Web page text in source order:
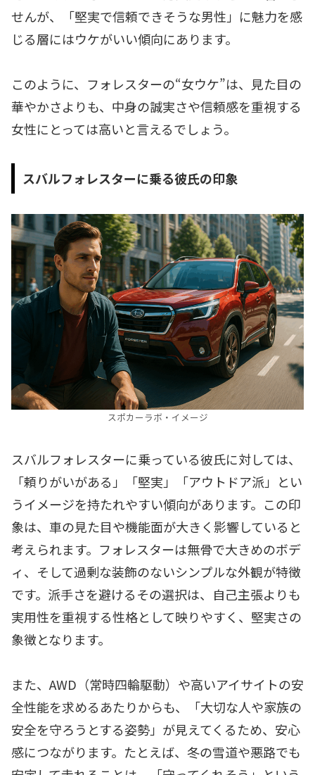
せんが、「堅実で信頼できそうな男性」に魅力を感
じる層にはウケがいい傾向にあります。
このように、フォレスターの“女ウケ”は、見た目の
華やかさよりも、中身の誠実さや信頼感を重視する
女性にとっては高いと言えるでしょう。
スバルフォレスターに乗る彼氏の印象
スポカーラボ・イメージ
スバルフォレスターに乗っている彼氏に対しては、
「頼りがいがある」「堅実」「アウトドア派」とい
うイメージを持たれやすい傾向があります。この印
象は、車の見た目や機能面が大きく影響していると
考えられます。フォレスターは無骨で大きめのボデ
ィ、そして過剰な装飾のないシンプルな外観が特徴
です。派手さを避けるその選択は、自己主張よりも
実用性を重視する性格として映りやすく、堅実さの
象徴となります。
また、AWD（常時四輪駆動）や高いアイサイトの安
全性能を求めるあたりからも、「大切な人や家族の
安全を守ろうとする姿勢」が見えてくるため、安心
感につながります。たとえば、冬の雪道や悪路でも